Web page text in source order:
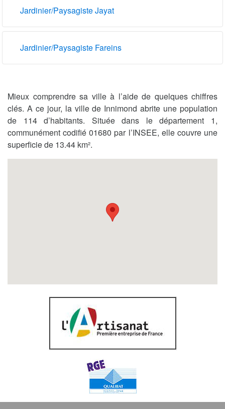
Jardinier/Paysagiste Jayat
Jardinier/Paysagiste Fareins
Mieux comprendre sa ville à l’aide de quelques chiffres
clés. A ce jour, la ville de Innimond abrite une population
de 114 d’habitants. Située dans le département 1,
communément codifié 01680 par l’INSEE, elle couvre une
superficie de 13.44 km².